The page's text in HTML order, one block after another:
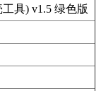
具) v1.5 绿色版